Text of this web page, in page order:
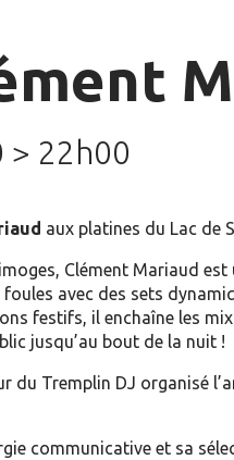
> 22h00
aux platines du Lac de
Clément Mariaud
avec des sets
festifs, il enchaîne les
jusqu’au bout de la nuit !
du Tremplin DJ organisé
communicative et sa